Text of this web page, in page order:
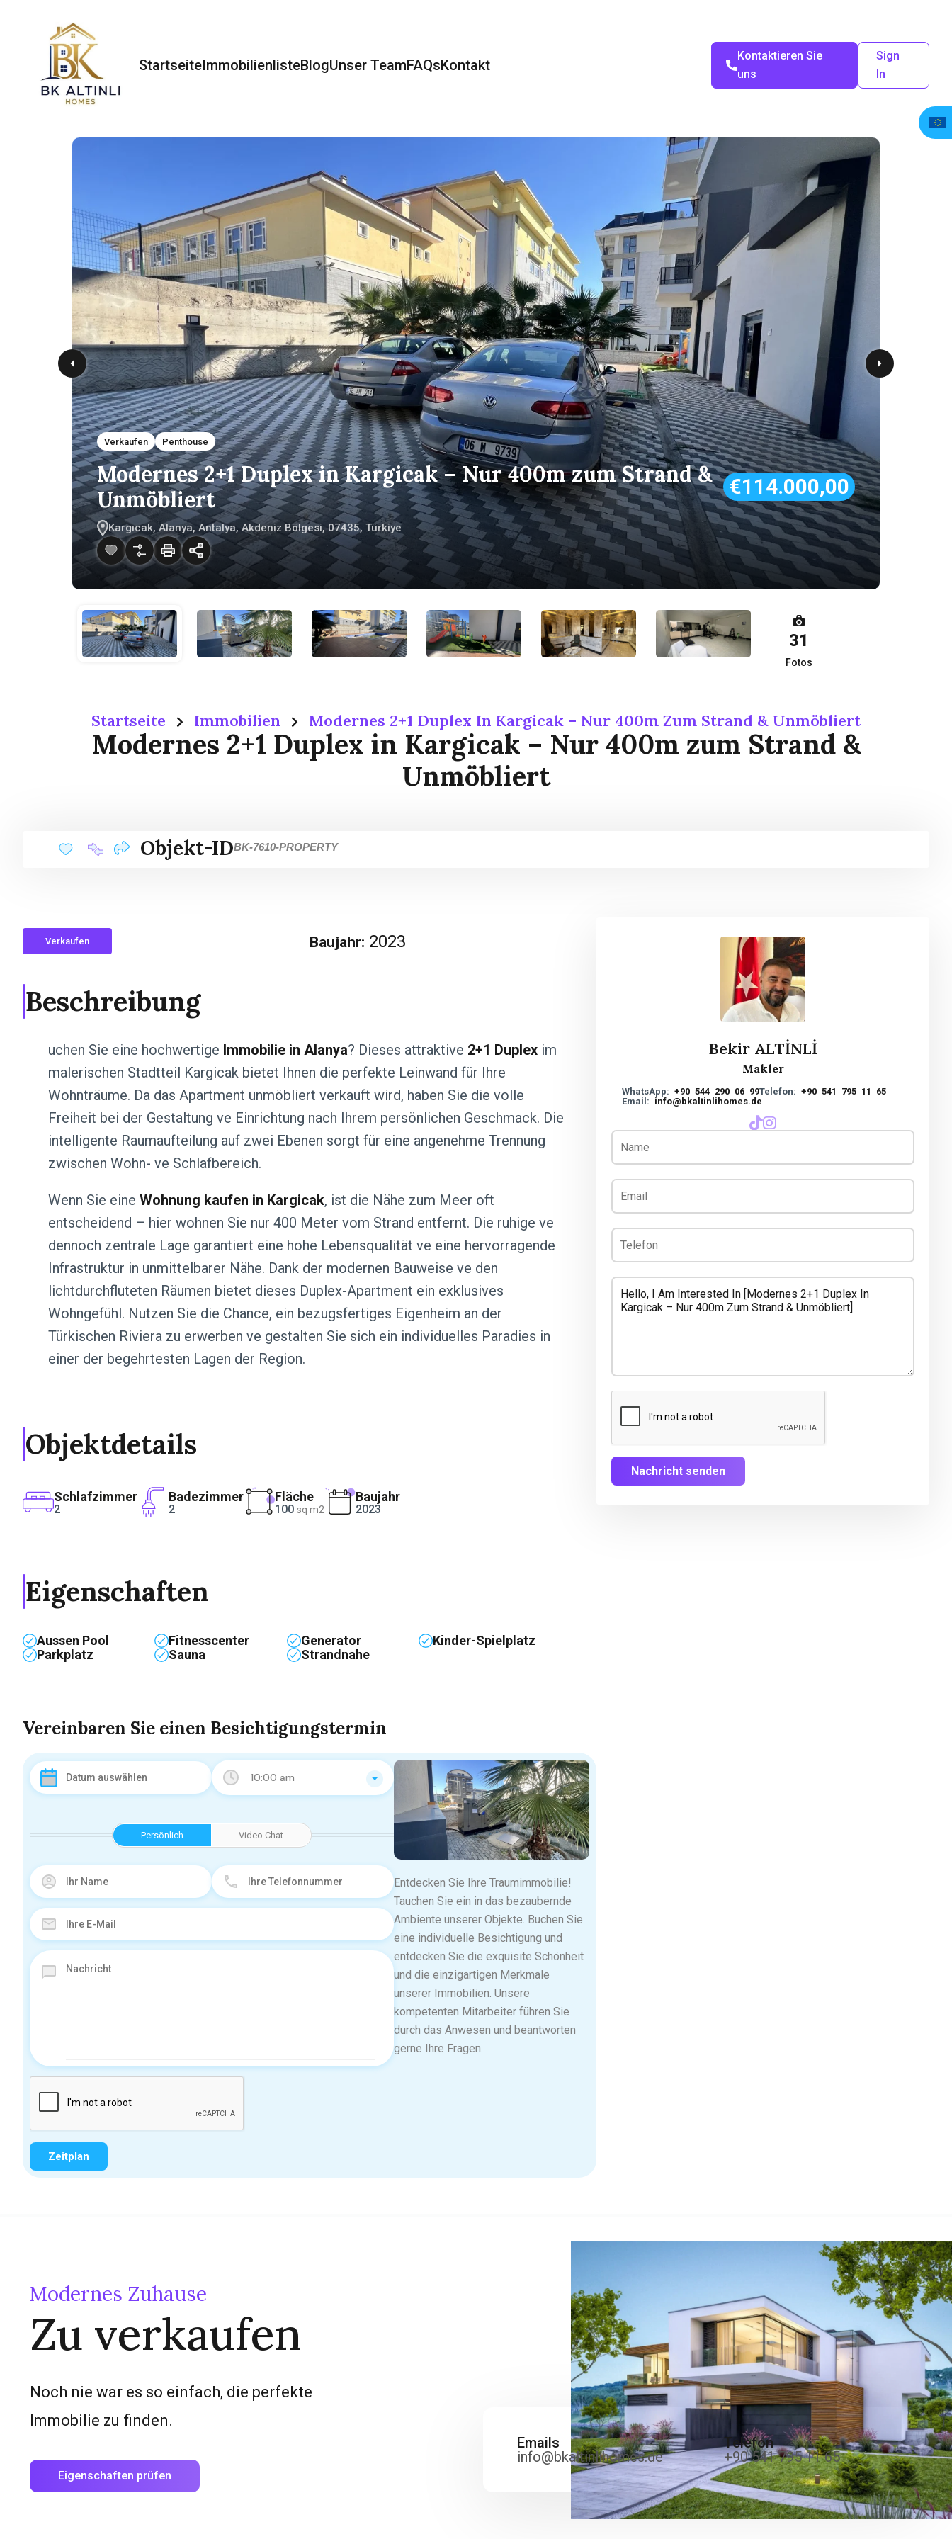
StartseiteImmobilienlisteBlogUnser TeamFAQsKontakt
Kontaktieren Sie
uns
Sign
In
Verkaufen Penthouse
Modernes 2+1 Duplex in Kargicak – Nur 400m zum Strand &
Unmöbliert
€114.000,00
Kargıcak, Alanya, Antalya, Akdeniz Bölgesi, 07435, Türkiye
31
Fotos
Startseite Immobilien Modernes 2+1 Duplex In Kargicak – Nur 400m Zum Strand & Unmöbliert
Modernes 2+1 Duplex in Kargicak – Nur 400m zum Strand &
Unmöbliert
Objekt-IDBK-7610-PROPERTY
Verkaufen Baujahr: 2023
Beschreibung
uchen Sie eine hochwertige Immobilie in Alanya? Dieses attraktive 2+1 Duplex im
malerischen Stadtteil Kargicak bietet Ihnen die perfekte Leinwand für Ihre
Wohnträume. Da das Apartment unmöbliert verkauft wird, haben Sie die volle
Freiheit bei der Gestaltung ve Einrichtung nach Ihrem persönlichen Geschmack. Die
intelligente Raumaufteilung auf zwei Ebenen sorgt für eine angenehme Trennung
zwischen Wohn- ve Schlafbereich.
Wenn Sie eine Wohnung kaufen in Kargicak, ist die Nähe zum Meer oft
entscheidend – hier wohnen Sie nur 400 Meter vom Strand entfernt. Die ruhige ve
dennoch zentrale Lage garantiert eine hohe Lebensqualität ve eine hervorragende
Infrastruktur in unmittelbarer Nähe. Dank der modernen Bauweise ve den
lichtdurchfluteten Räumen bietet dieses Duplex-Apartment ein exklusives
Wohngefühl. Nutzen Sie die Chance, ein bezugsfertiges Eigenheim an der
Türkischen Riviera zu erwerben ve gestalten Sie sich ein individuelles Paradies in
einer der begehrtesten Lagen der Region.
Objektdetails
Schlafzimmer
2
Badezimmer
2
Fläche
100 sq m2
Baujahr
2023
Eigenschaften
Aussen Pool Fitnesscenter Generator
Kinder-Spielplatz
Parkplatz
Sauna Strandnahe
Vereinbaren Sie einen Besichtigungstermin
10:00 am
Persönlich Video Chat
Entdecken Sie Ihre Traumimmobilie!
Tauchen Sie ein in das bezaubernde
Ambiente unserer Objekte. Buchen Sie
eine individuelle Besichtigung und
entdecken Sie die exquisite Schönheit
und die einzigartigen Merkmale
unserer Immobilien. Unsere
kompetenten Mitarbeiter führen Sie
durch das Anwesen und beantworten
gerne Ihre Fragen.
Bekir ALTİNLİ
Makler
WhatsApp: +90 544 290 06 99Telefon: +90 541 795 11 65
Email: info@bkaltinlihomes.de
Nachricht senden
Modernes Zuhause
Zu verkaufen
Noch nie war es so einfach, die perfekte
Immobilie zu finden.
Eigenschaften prüfen
Emails
info@bkaltinlihomes.de
Telefon
+90 541 795 11 65